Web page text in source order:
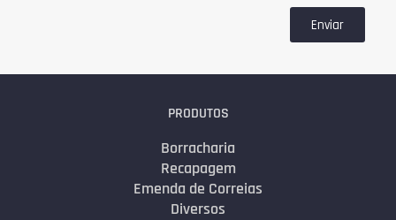
Enviar
PRODUTOS
Borracharia
Recapagem
Emenda de Correias
Diversos